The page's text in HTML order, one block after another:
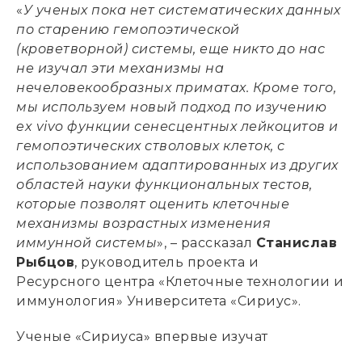
«У ученых пока нет систематических данных
по старению гемопоэтической
(кроветворной) системы, еще никто до нас
не изучал эти механизмы на
нечеловекообразных приматах. Кроме того,
мы используем новый подход по изучению
ex vivo функции сенесцентных лейкоцитов и
гемопоэтических стволовых клеток, с
использованием адаптированных из других
областей науки функциональных тестов,
которые позволят оценить клеточные
механизмы возрастных изменения
иммунной системы», – рассказал Станислав
Рыбцов, руководитель проекта и
Ресурсного центра «Клеточные технологии и
иммунология» Университета «Сириус».
Ученые «Сириуса» впервые изучат